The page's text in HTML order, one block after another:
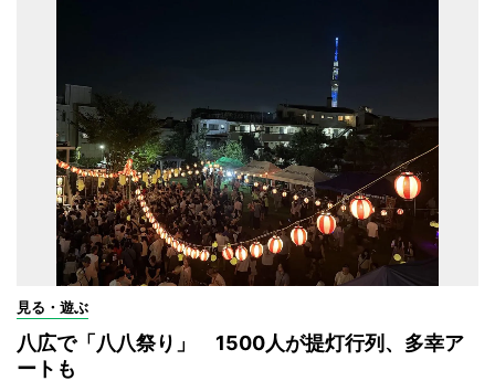
見る・遊ぶ
八広で「八八祭り」 1500人が提灯行列、多幸ア
ートも